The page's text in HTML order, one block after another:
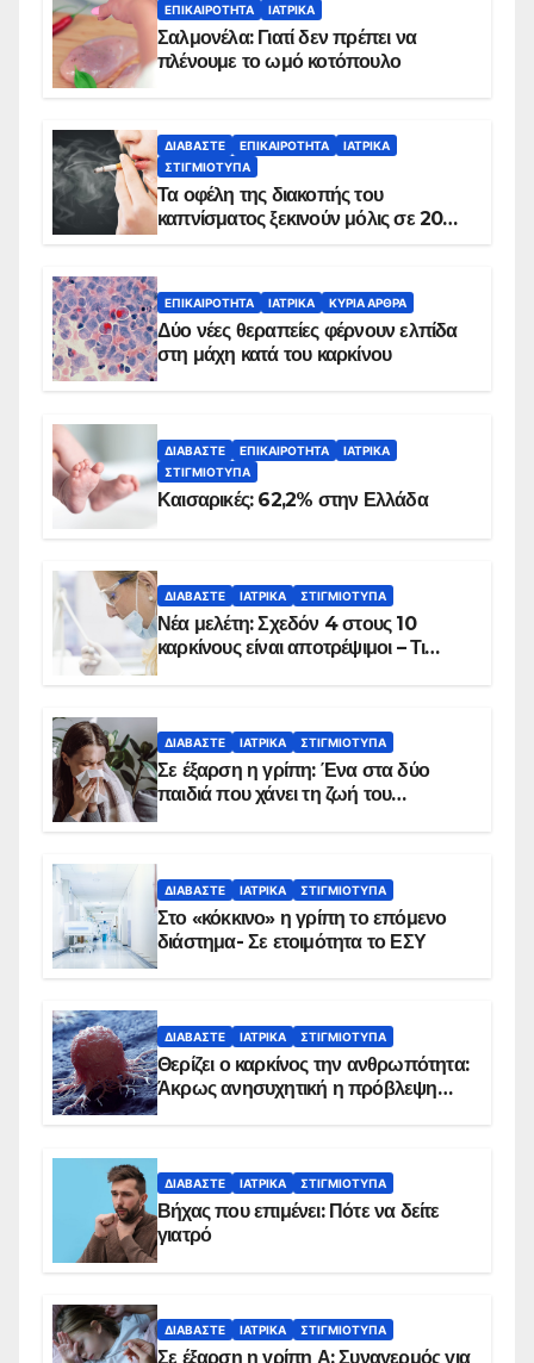
ΕΠΙΚΑΙΡΌΤΗΤΑ ΙΑΤΡΙΚΆ
Σαλμονέλα: Γιατί δεν πρέπει να
πλένουμε το ωμό κοτόπουλο
ΔΙΑΒΆΣΤΕ ΕΠΙΚΑΙΡΌΤΗΤΑ
ΙΑΤΡΙΚΆ
ΣΤΙΓΜΙΌΤΥΠΑ
Τα οφέλη της διακοπής του
καπνίσματος ξεκινούν μόλις σε 20
ΕΠΙΚΑΙΡΌΤΗΤΑ ΙΑΤΡΙΚΆ ΚΥΡΙΑ ΑΡΘΡΑ
Δύο νέες θεραπείες φέρνουν ελπίδα
στη μάχη κατά του καρκίνου
ΔΙΑΒΆΣΤΕ ΕΠΙΚΑΙΡΌΤΗΤΑ
ΙΑΤΡΙΚΆ
ΣΤΙΓΜΙΌΤΥΠΑ
Καισαρικές: 62,2% στην Ελλάδα
ΔΙΑΒΆΣΤΕ ΙΑΤΡΙΚΆ ΣΤΙΓΜΙΌΤΥΠΑ
Νέα μελέτη: Σχεδόν 4 στους 10
καρκίνους είναι αποτρέψιμοι – Τι
ΔΙΑΒΆΣΤΕ ΙΑΤΡΙΚΆ ΣΤΙΓΜΙΌΤΥΠΑ
Σε έξαρση η γρίπη: Ένα στα δύο
παιδιά που χάνει τη ζωή του
ΔΙΑΒΆΣΤΕ ΙΑΤΡΙΚΆ ΣΤΙΓΜΙΌΤΥΠΑ
Στο «κόκκινο» η γρίπη το επόμενο
διάστημα- Σε ετοιμότητα το ΕΣΥ
ΔΙΑΒΆΣΤΕ ΙΑΤΡΙΚΆ ΣΤΙΓΜΙΌΤΥΠΑ
Θερίζει ο καρκίνος την ανθρωπότητα:
Άκρως ανησυχητική η πρόβλεψη…
ΔΙΑΒΆΣΤΕ ΙΑΤΡΙΚΆ ΣΤΙΓΜΙΌΤΥΠΑ
Βήχας που επιμένει: Πότε να δείτε
γιατρό
ΔΙΑΒΆΣΤΕ ΙΑΤΡΙΚΆ ΣΤΙΓΜΙΌΤΥΠΑ
Σε έξαρση η γρίπη Α: Συναγερμός για